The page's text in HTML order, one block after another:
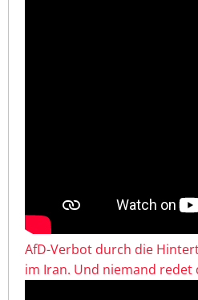
AfD-Verbot durch die
im Iran. Und niemand redet